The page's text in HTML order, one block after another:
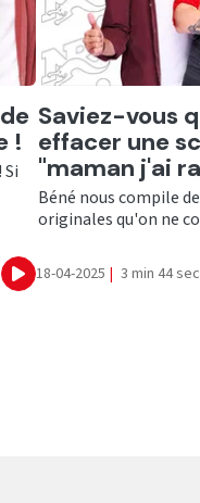
!
Ecouter
Ecouter
Saviez-vous
effacer une
"maman j'ai
Béné nous compile
originales qu'on ne
18-04-2025 | 3 min 44 sec